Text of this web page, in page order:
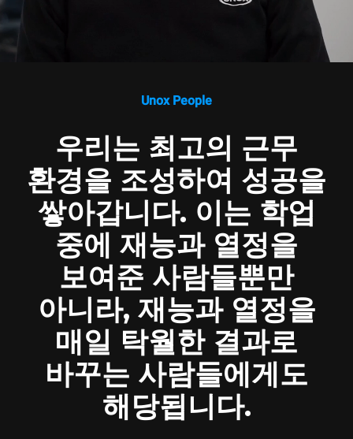
Unox People
우리는 최고의 근무
환경을 조성하여 성공을
쌓아갑니다. 이는 학업
중에 재능과 열정을
보여준 사람들뿐만
아니라, 재능과 열정을
매일 탁월한 결과로
바꾸는 사람들에게도
해당됩니다.